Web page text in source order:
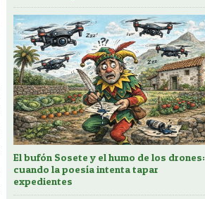
El bufón Sosete y el humo de los drones:
cuando la poesía intenta tapar
expedientes